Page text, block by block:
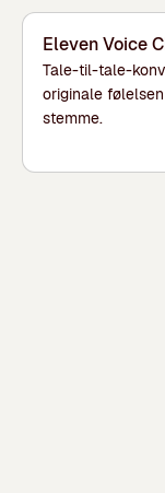
Eleven Voice
Tale-til-tale-
originale
stemme.